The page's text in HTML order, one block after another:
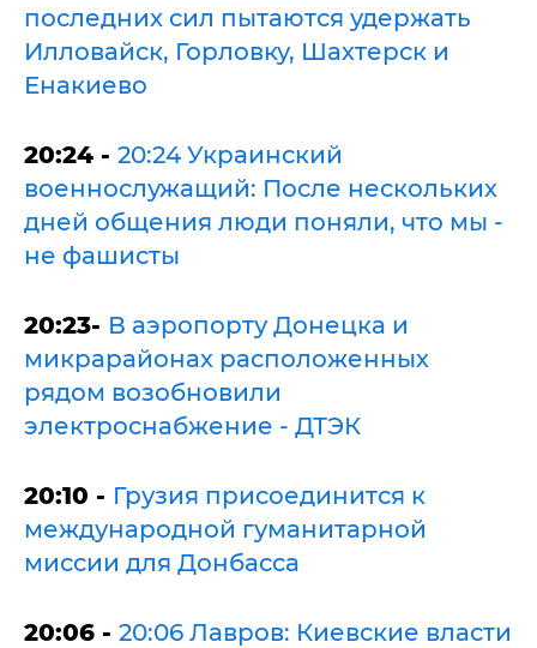
последних сил пытаются удержать
Илловайск, Горловку, Шахтерск и
Енакиево
20:24 - 20:24 Украинский
военнослужащий: После нескольких
дней общения люди поняли, что мы -
не фашисты
20:23- В аэропорту Донецка и
микрарайонах расположенных
рядом возобновили
электроснабжение - ДТЭК
20:10 - Грузия присоединится к
международной гуманитарной
миссии для Донбасса
20:06 - 20:06 Лавров: Киевские власти